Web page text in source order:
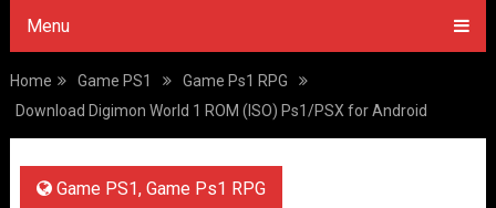
Menu
Home Game PS1
Game Ps1 RPG
Download Digimon World 1 ROM (ISO) Ps1/PSX for Android
Game PS1, Game Ps1 RPG